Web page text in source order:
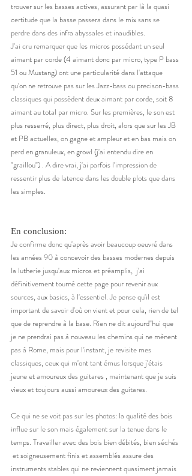
trouver sur les basses actives, assurant par là la quasi
certitude que la basse passera dans le mix sans se
perdre dans des infra abyssales et inaudibles.
J'ai cru remarquer que les micros possédant un seul
aimant par corde (4 aimant donc par micro, type P bass
51 ou Mustang) ont une particularité dans l'attaque
qu'on ne retrouve pas sur les Jazz-bass ou precison-bass
classiques qui possèdent deux aimant par corde, soit 8
aimant au total par micro. Sur les premières, le son est
plus resserré, plus direct, plus droit, alors que sur les JB
et PB actuelles, on gagne et ampleur et en bas mais on
perd en granuleux, en growl (j'ai entendu dire en
"graillou") . A dire vrai, j'ai parfois l'impression de
ressentir plus de latence dans les double plots que dans
les simples.
En conclusion:
Je confirme donc qu'après avoir beaucoup oeuvré dans
les années 90 à concevoir des basses modernes depuis
la lutherie jusqu'aux micros et préamplis,  j'ai
définitivement tourné cette page pour revenir aux
sources, aux basics, à l'essentiel. Je pense qu'il est
important de savoir d'où on vient et pour cela, rien de tel
que de reprendre à la base. Rien ne dit aujourd"hui que
je ne prendrai pas à nouveau les chemins qui ne mènent
pas à Rome, mais pour l'instant, je revisite mes
classiques, ceux qui m'ont tant émus lorsque j'étais
jeune et amoureux des guitares , maintenant que je suis
vieux et toujours aussi amoureux des guitares.
Ce qui ne se voit pas sur les photos: la qualité des bois
influe sur le son mais également sur la tenue dans le
temps. Travailler avec des bois bien débités, bien séchés
et soigneusement finis et assemblés assure des
instruments stables qui ne reviennent quasiment jamais